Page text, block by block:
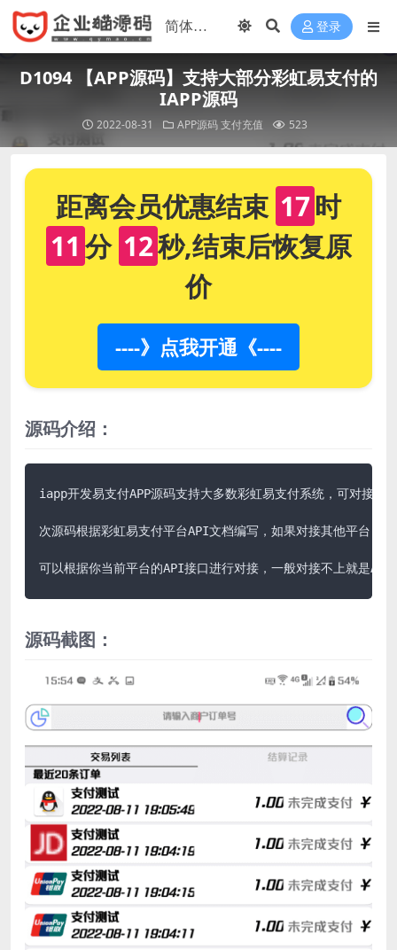
登录
D1094 【APP源码】支持大部分彩虹易支付的
IAPP源码
2022-08-31 APP源码支付充值 523
距离会员优惠结束 17时
11 分 11秒,结束后恢复原
价
----》点我开通《----
源码介绍：
iapp开发易支付APP源码支持大多数彩虹易支付系统，可对接码
次源码根据彩虹易支付平台API文档编写，如果对接其他平台，
可以根据你当前平台的API接口进行对接，一般对接不上就是API
源码截图：